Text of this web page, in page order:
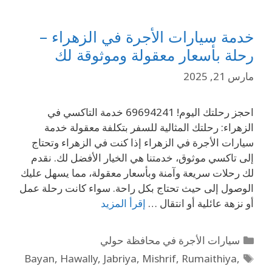
خدمة سيارات الأجرة في الزهراء –
رحلة بأسعار معقولة وموثوقة لك
مارس 21, 2025
احجز رحلتك اليوم! 69694241 خدمة التاكسي في
الزهراء: رحلتك المثالية للسفر بتكلفة معقولة خدمة
سيارات الأجرة في الزهراء إذا كنت في الزهراء وتحتاج
إلى تاكسي موثوق، خدمتنا هي الخيار الأفضل لك. نقدم
لك رحلات سريعة وآمنة وبأسعار معقولة، مما يسهل عليك
الوصول إلى حيث تحتاج بكل راحة. سواء كانت رحلة عمل
أو نزهة عائلية أو انتقال … إقرأ المزيد
سيارات الأجرة في محافظة حولي
Bayan, Hawally, Jabriya, Mishrif, Rumaithiya,